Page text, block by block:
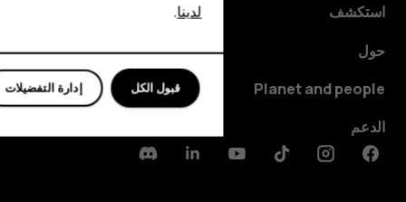
للأعمال
الأجهزة اللوحية
استكشف
حول
Planet and people
الدعم
Facebook
Instagram
Tiktok
Youtube
Linkedin
Discord
لدينا.
إدارة التفضيلات قبول الكل